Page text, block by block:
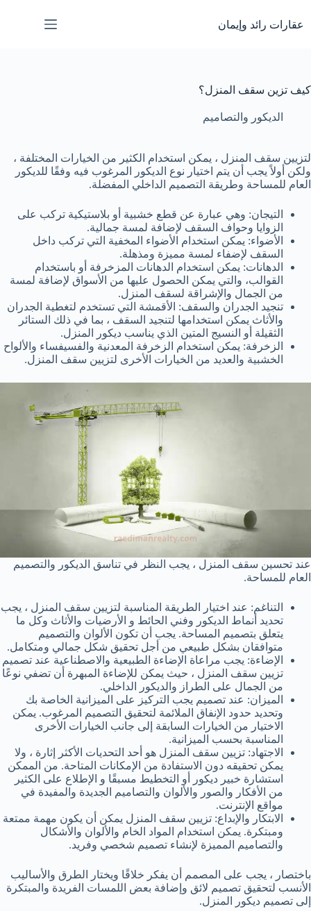
المحتوى
عقارات رائد وإيمان
كيف تزين سقف المنزل؟
الديكور والتصاميم
لتزيين سقف المنزل ، يمكن استخدام الكثير من الخيارات المختلفة ،
ولكن أولاً يجب أن يتم اختيار نوع الديكور المرغوب فيه وفقًا للديكور
العام للمساحة وطريقة التصميم الداخلي المفضلة.
التيجان: وهي عبارة عن قطع خشبية أو بلاستيكية تركب على
الزوايا وحواف السقف لإضافة لمسة جمالية.
الأضواء: يمكن استخدام الأضواء المخفية التي تركب داخل
السقف لإضفاء لمسة مميزة ومذهلة.
الدهانات: يمكن استخدام الدهانات المزخرفة أو باستخدام
القوالب، والتي يمكن الحصول عليها من الأسواق لإضافة لمسة
من الجمال والإشراقة لسقف المنزل.
تنجيد الجدران والسقف: الأقمشة التي تستخدم لتغطية الجدران
والأثاث يمكن استخدامها لتنجيد السقف ، بما في ذلك الستائر
الثقيلة أو النسيج المتين الذي يناسب ديكور المنزل.
الزخرفة: يمكن استخدام الزخرفة المعدنية والفسيفساء والألواح
الخشبية والعديد من الخيارات الأخرى لتزيين سقف المنزل.
عند تحسين سقف المنزل ، يجب النظر في تناسق الديكور والتصميم
العام للمساحة.
التناغم: عند اختيار الطريقة المناسبة لتزيين سقف المنزل ، يجب
تحديد أنماط الديكور وفني الحائط و الأرضيات والأثاث وكل ما
يتعلق بتصميم المساحة. يجب أن تكون الألوان والتصميم
متوافقان بشكل طبيعي من أجل تحقيق شكل جمالي ومتكامل.
الإضاءة: يجب مراعاة الإضاءة الطبيعية والاصطناعية عند تصميم
تزيين سقف المنزل ، حيث يمكن للإضاءة المبهرة أن تضفي نوعًا
من الجمال على الطراز والديكور الداخلي.
الميزان: عند تصميم يجب التركيز على الميزانية الخاصة بك
وتحديد حدود الإنفاق الملائمة لتحقيق التصميم المرغوب. يمكن
الاختيار من الخيارات السابقة إلى جانب الخيارات الأخرى
المناسبة بحسب الميزانية.
الاجتهاد: تزيين سقف المنزل هو أحد التحديات الأكثر إثارة ، ولا
يمكن تحقيقه دون الاستفادة من الإمكانات المتاحة. من الممكن
استشارة خبير ديكور أو التخطيط مسبقًا و الإطلاع على الكثير
من الأفكار والصور والألوان والتصاميم الجديدة والمفيدة في
مواقع الإنترنت.
الابتكار والإبداع: تزيين سقف المنزل يمكن أن يكون مهمة ممتعة
ومبتكرة. يمكن استخدام المواد الخام والألوان والأشكال
والتصاميم المميزة لإنشاء تصميم شخصي وفريد.
باختصار ، يجب على المصمم أن يفكر خلاقًا ويختار الطرق والأساليب
الأنسب لتحقيق تصميم لائق وإضافة بعض اللمسات الفريدة والمبتكرة
إلى تصميم ديكور المنزل.